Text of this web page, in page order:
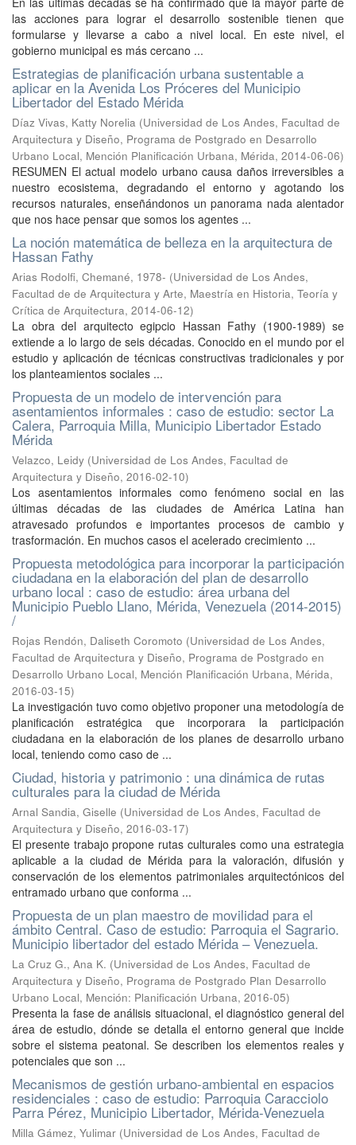
las acciones para lograr el desarrollo sostenible tienen que
formularse y llevarse a cabo a nivel local. En este nivel, el
gobierno municipal es más cercano ...
Estrategias de planificación urbana sustentable a
aplicar en la Avenida Los Próceres del Municipio
Libertador del Estado Mérida
Díaz Vivas, Katty Norelia (Universidad de Los Andes, Facultad de
Arquitectura y Diseño, Programa de Postgrado en Desarrollo
Urbano Local, Mención Planificación Urbana, Mérida, 2014-06-06)
RESUMEN El actual modelo urbano causa daños irreversibles a
nuestro ecosistema, degradando el entorno y agotando los
recursos naturales, enseñándonos un panorama nada alentador
que nos hace pensar que somos los agentes ...
La noción matemática de belleza en la arquitectura de
Hassan Fathy
Arias Rodolfi, Chemané, 1978- (Universidad de Los Andes,
Facultad de de Arquitectura y Arte, Maestría en Historia, Teoría y
Crítica de Arquitectura, 2014-06-12)
La obra del arquitecto egipcio Hassan Fathy (1900-1989) se
extiende a lo largo de seis décadas. Conocido en el mundo por el
estudio y aplicación de técnicas constructivas tradicionales y por
los planteamientos sociales ...
Propuesta de un modelo de intervención para
asentamientos informales : caso de estudio: sector La
Calera, Parroquia Milla, Municipio Libertador Estado
Mérida
Velazco, Leidy (Universidad de Los Andes, Facultad de
Arquitectura y Diseño, 2016-02-10)
Los asentamientos informales como fenómeno social en las
últimas décadas de las ciudades de América Latina han
atravesado profundos e importantes procesos de cambio y
trasformación. En muchos casos el acelerado crecimiento ...
Propuesta metodológica para incorporar la participación
ciudadana en la elaboración del plan de desarrollo
urbano local : caso de estudio: área urbana del
Municipio Pueblo Llano, Mérida, Venezuela (2014-2015)
/
Rojas Rendón, Daliseth Coromoto (Universidad de Los Andes,
Facultad de Arquitectura y Diseño, Programa de Postgrado en
Desarrollo Urbano Local, Mención Planificación Urbana, Mérida,
2016-03-15)
La investigación tuvo como objetivo proponer una metodología de
planificación estratégica que incorporara la participación
ciudadana en la elaboración de los planes de desarrollo urbano
local, teniendo como caso de ...
Ciudad, historia y patrimonio : una dinámica de rutas
culturales para la ciudad de Mérida
Arnal Sandia, Giselle (Universidad de Los Andes, Facultad de
Arquitectura y Diseño, 2016-03-17)
El presente trabajo propone rutas culturales como una estrategia
aplicable a la ciudad de Mérida para la valoración, difusión y
conservación de los elementos patrimoniales arquitectónicos del
entramado urbano que conforma ...
Propuesta de un plan maestro de movilidad para el
ámbito Central. Caso de estudio: Parroquia el Sagrario.
Municipio libertador del estado Mérida – Venezuela.
La Cruz G., Ana K. (Universidad de Los Andes, Facultad de
Arquitectura y Diseño, Programa de Postgrado Plan Desarrollo
Urbano Local, Mención: Planificación Urbana, 2016-05)
Presenta la fase de análisis situacional, el diagnóstico general del
área de estudio, dónde se detalla el entorno general que incide
sobre el sistema peatonal. Se describen los elementos reales y
potenciales que son ...
Mecanismos de gestión urbano-ambiental en espacios
residenciales : caso de estudio: Parroquia Caracciolo
Parra Pérez, Municipio Libertador, Mérida-Venezuela
Milla Gámez, Yulimar (Universidad de Los Andes, Facultad de